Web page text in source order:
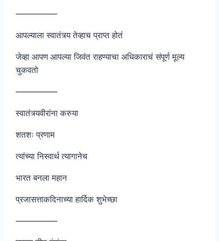
—————
आपल्याला स्वातंत्र्य तेव्हाच प्राप्त होतं
जेव्हा आपण आपल्या जिवंत राहण्याचा अधिकाराचं संपूर्ण मूल्य
चुकवतो
—————
स्वातंत्र्यवीरांना करुया
शतशः प्रणाम
त्यांच्या निस्वार्थ त्यागानेच
भारत बनला महान
प्रजासत्ताकदिनाच्या हार्दिक शुभेच्छा
—————